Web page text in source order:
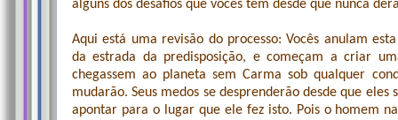
alguns dos desafios que vocês têm desde que nunca
Aqui está uma revisão do processo: Vocês anulam
da estrada da predisposição, e começam a criar
chegassem ao planeta sem Carma sob qualquer
mudarão. Seus medos se desprenderão desde que
apontar para o lugar que ele fez isto. Pois o homem